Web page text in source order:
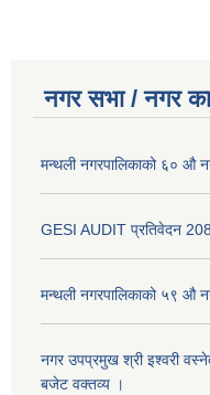
नगर सभा / नगर
मन्थली नगरपालिकाको ६० औ
GESI AUDIT प्रतिवेदन
मन्थली नगरपालिकाको ५९ औ
नगर उपप्रमुख श्री इश्वरी
बजेट वक्तव्य ।